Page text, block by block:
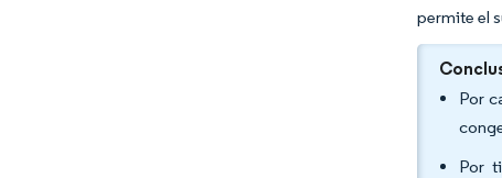
permite el
Por
Por